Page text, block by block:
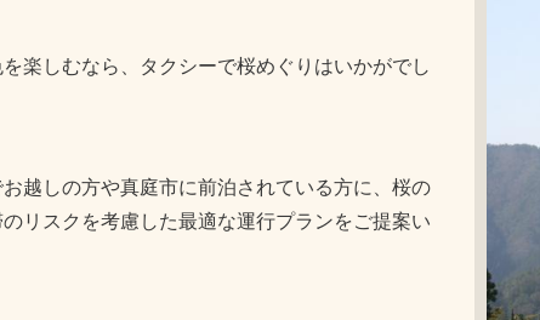
楽しむなら、タクシーで桜めぐりはいかがでし
越しの方や真庭市に前泊されている方に、桜の
リスクを考慮した最適な運行プランをご提案い